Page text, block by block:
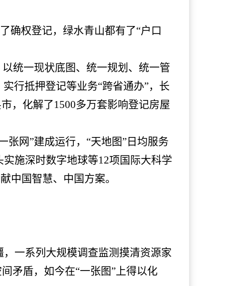
确权登记，绿水青山都有了“户口
以统一现状底图、统一规划、统一管
行抵押登记等业务“跨省通办”，长
，化解了1500多万套影响登记房屋
张网”建成运行，“天地图”日均服务
施深时数字地球等12项国际大科学
中国智慧、中国方案。
一系列大规模调查监测摸清资源家
矛盾，如今在“一张图”上得以化